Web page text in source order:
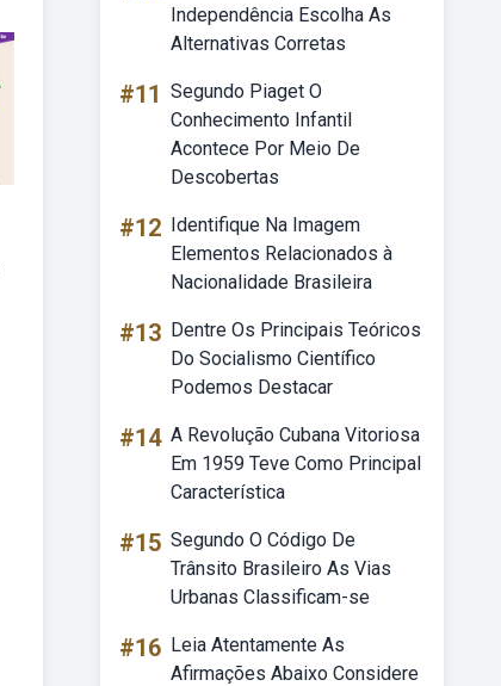
Independência Escolha As
Alternativas Corretas
#11 Segundo Piaget O
Conhecimento Infantil
Acontece Por Meio De
Descobertas
#12 Identifique Na Imagem
Elementos Relacionados à
Nacionalidade Brasileira
#13 Dentre Os Principais Teóricos
Do Socialismo Científico
Podemos Destacar
#14 A Revolução Cubana Vitoriosa
Em 1959 Teve Como Principal
Característica
#15 Segundo O Código De
Trânsito Brasileiro As Vias
Urbanas Classificam-se
#16 Leia Atentamente As
Afirmações Abaixo Considere